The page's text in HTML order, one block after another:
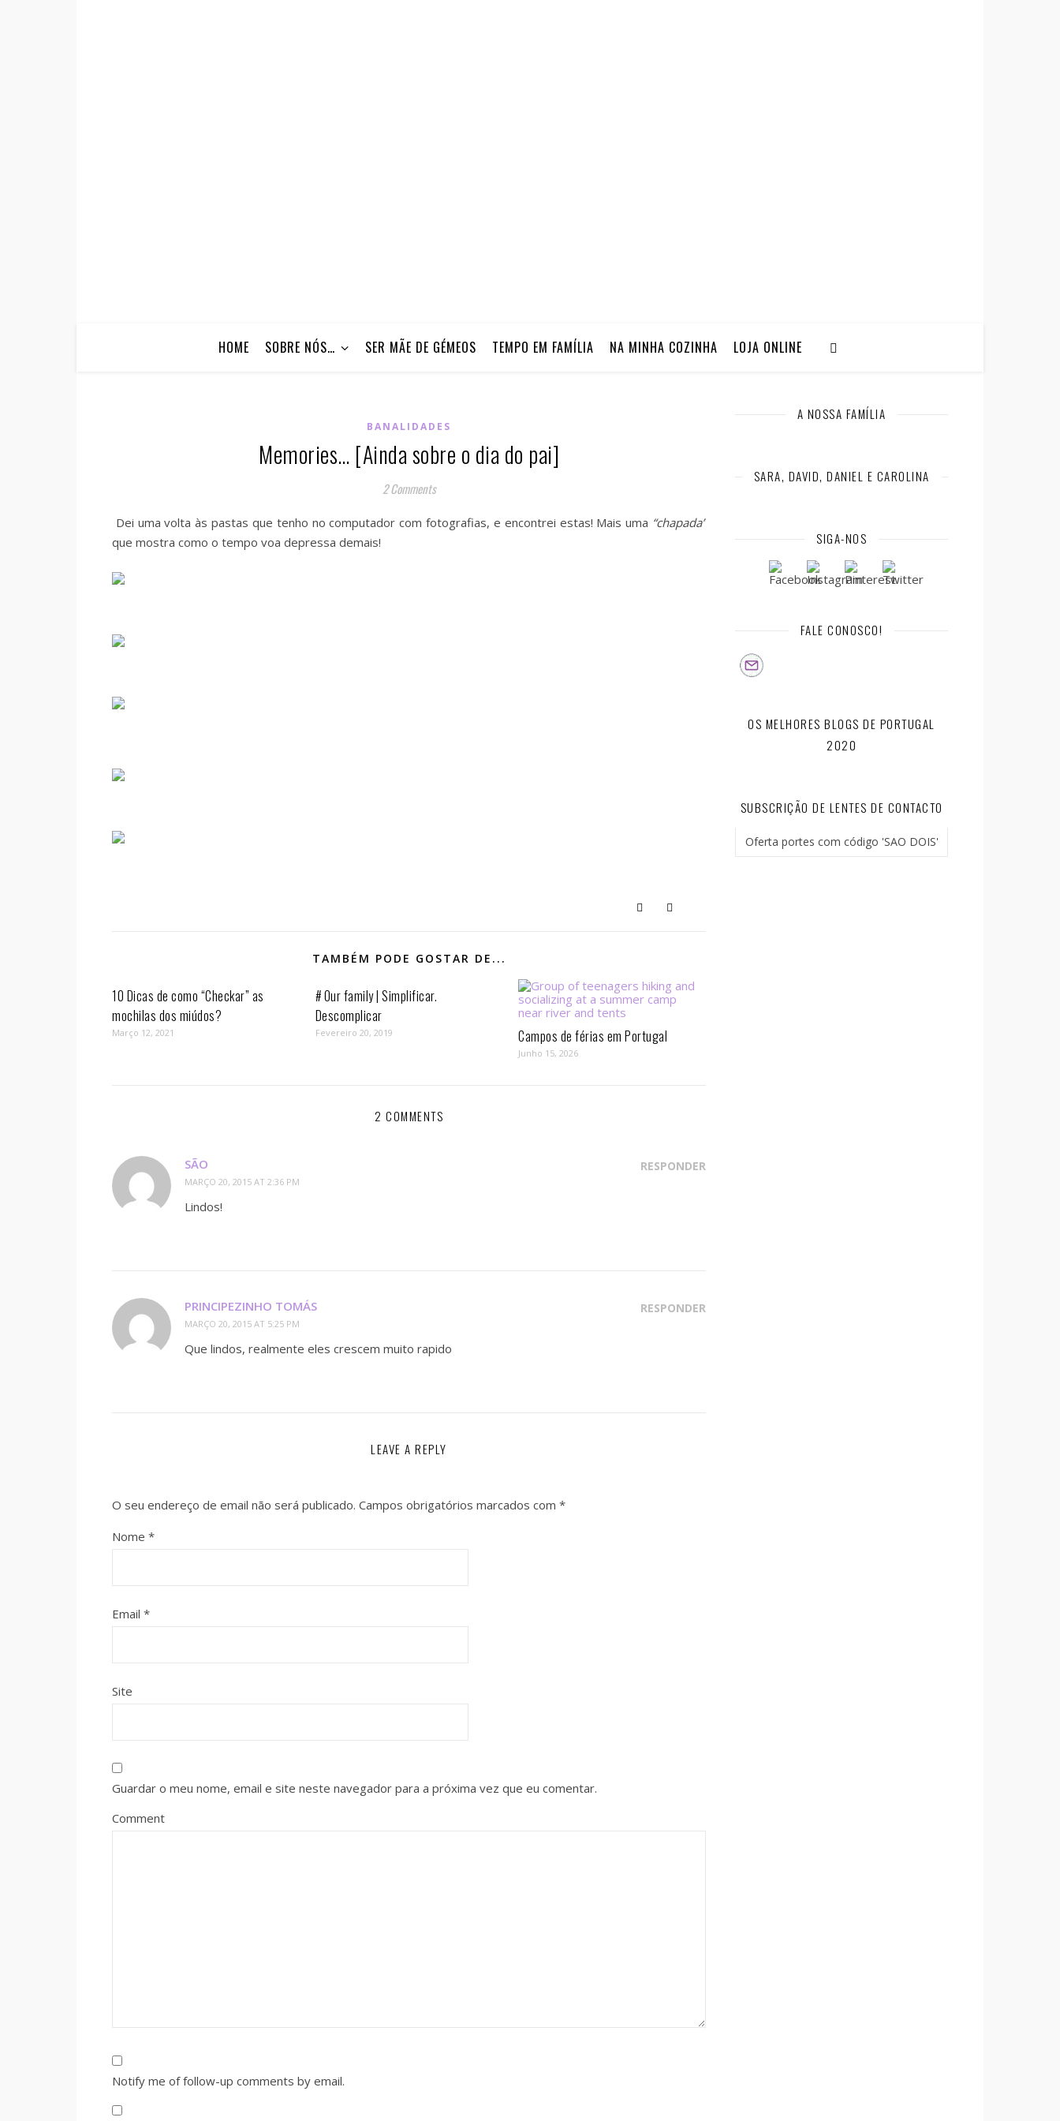
HOME SOBRE NÓS… SER MÃE DE GÉMEOS TEMPO EM FAMÍLIA NA MINHA COZINHA LOJA ONLINE
BANALIDADES
Memories… [Ainda sobre o dia do pai]
2 Comments
Dei uma volta às pastas que tenho no computador com fotografias, e encontrei estas! Mais uma “chapada”
que mostra como o tempo voa depressa demais!
TAMBÉM PODE GOSTAR DE...
10 Dicas de como “Checkar” as
mochilas dos miúdos?
Março 12, 2021
# Our family | Simplificar.
Descomplicar
Fevereiro 20, 2019 Campos de férias em Portugal
Junho 15, 2026
2 COMMENTS
SÃO
MARÇO 20, 2015 AT 2:36 PM
RESPONDER
Lindos!
PRINCIPEZINHO TOMÁS
MARÇO 20, 2015 AT 5:25 PM
RESPONDER
Que lindos, realmente eles crescem muito rapido
LEAVE A REPLY
O seu endereço de email não será publicado. Campos obrigatórios marcados com *
Nome *
Email *
Site
Guardar o meu nome, email e site neste navegador para a próxima vez que eu comentar.
Comment
Notify me of follow-up comments by email.
A NOSSA FAMÍLIA
SARA, DAVID, DANIEL E CAROLINA
SIGA-NOS
FALE CONOSCO!
OS MELHORES BLOGS DE PORTUGAL
2020
SUBSCRIÇÃO DE LENTES DE CONTACTO
Oferta portes com código 'SAO DOIS'